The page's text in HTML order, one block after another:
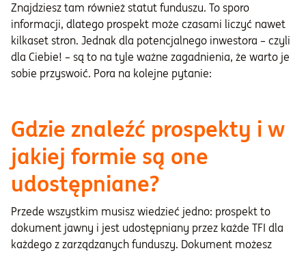
Znajdziesz tam również statut funduszu. To sporo
informacji, dlatego prospekt może czasami liczyć nawet
kilkaset stron. Jednak dla potencjalnego inwestora – czyli
dla Ciebie! – są to na tyle ważne zagadnienia, że warto je
sobie przyswoić. Pora na kolejne pytanie:
Gdzie znaleźć prospekty i w
jakiej formie są one
udostępniane?
Przede wszystkim musisz wiedzieć jedno: prospekt to
dokument jawny i jest udostępniany przez każde TFI dla
każdego z zarządzanych funduszy. Dokument możesz